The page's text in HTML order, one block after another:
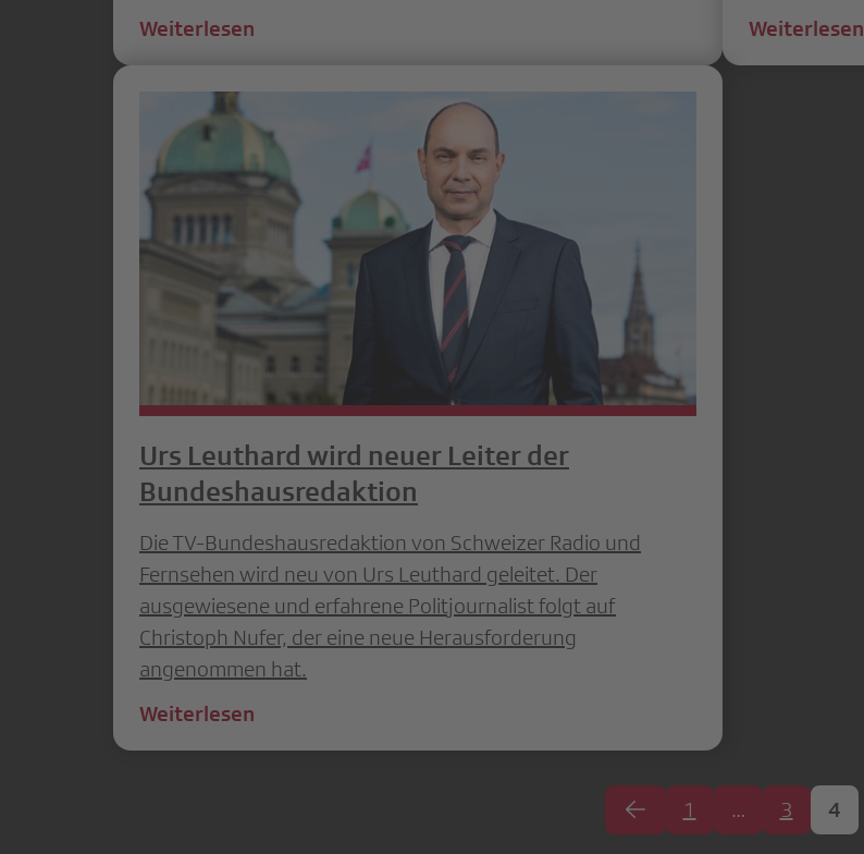
Weiterlesen
Weiterlesen
Urs Leuthard wird neuer Leiter der
Bundeshausredaktion
Die TV-Bundeshausredaktion von Schweizer Radio und
Fernsehen wird neu von Urs Leuthard geleitet. Der
ausgewiesene und erfahrene Politjournalist folgt auf
Christoph Nufer, der eine neue Herausforderung
angenommen hat.
Weiterlesen
1 … 3 4